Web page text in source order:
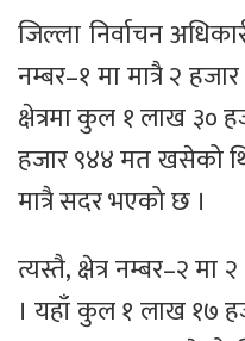
जिल्ला निर्वाचन
नम्बर–१ मा मात्रै २
क्षेत्रमा कुल १ लाख ३०
हजार ९४४ मत खसेको
मात्रै सदर भएको छ ।
त्यस्तै, क्षेत्र नम्बर–२
। यहाँ कुल १ लाख १७